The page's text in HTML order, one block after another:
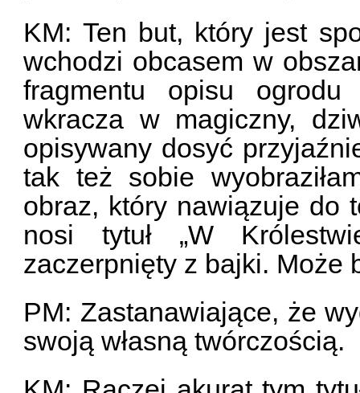
KM: Ten but, który jest
wchodzi obcasem w
fragmentu opisu
wkracza w magiczny,
opisywany dosyć
tak też sobie
obraz, który nawiązuje do
nosi tytuł „W
zaczerpnięty z bajki. Może
PM: Zastanawiające, że
swoją własną twórczością.